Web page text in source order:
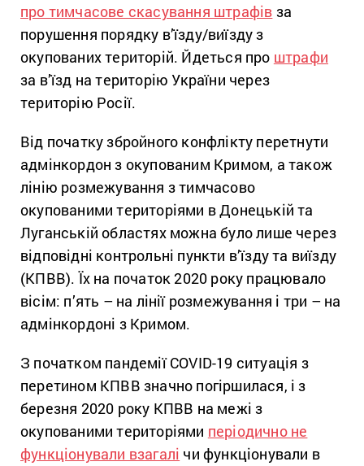
про тимчасове скасування штрафів за
порушення порядку в’їзду/виїзду з
окупованих територій. Йдеться про штрафи
за в’їзд на територію України через
територію Росії.
Від початку збройного конфлікту перетнути
адмінкордон з окупованим Кримом, а також
лінію розмежування з тимчасово
окупованими територіями в Донецькій та
Луганській областях можна було лише через
відповідні контрольні пункти в’їзду та виїзду
(КПВВ). Їх на початок 2020 року працювало
вісім: п’ять – на лінії розмежування і три – на
адмінкордоні з Кримом.
З початком пандемії COVID-19 ситуація з
перетином КПВВ значно погіршилася, і з
березня 2020 року КПВВ на межі з
окупованими територіями періодично не
функціонували взагалі чи функціонували в